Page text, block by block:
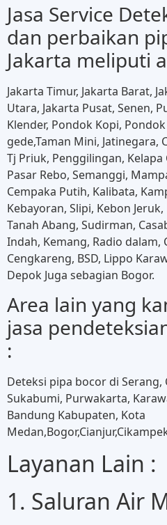
Jasa Service
dan perbaikan
Jakarta meliputi
Jakarta Timur, Jakarta Barat,
Utara, Jakarta Pusat, Senen,
Klender, Pondok Kopi,
gede,Taman Mini, Jatinegara,
Tj Priuk, Penggilingan,
Pasar Rebo, Semanggi,
Cempaka Putih, Kalibata,
Kebayoran, Slipi, Kebon
Tanah Abang, Sudirman,
Indah, Kemang, Radio dalam,
Cengkareng, BSD, Lippo
Depok Juga sebagian Bogor.
Area lain yang
jasa
:
Deteksi pipa bocor di Serang,
Sukabumi, Purwakarta,
Bandung Kabupaten, Kota
Layanan Lain :
1. Saluran Air